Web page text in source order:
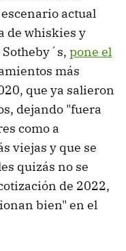
actual
de whiskies y
pone el
más
que ya salieron
dejando "fuera
como a
viejas y que se
quizás no se
de 2022,
bien" en el